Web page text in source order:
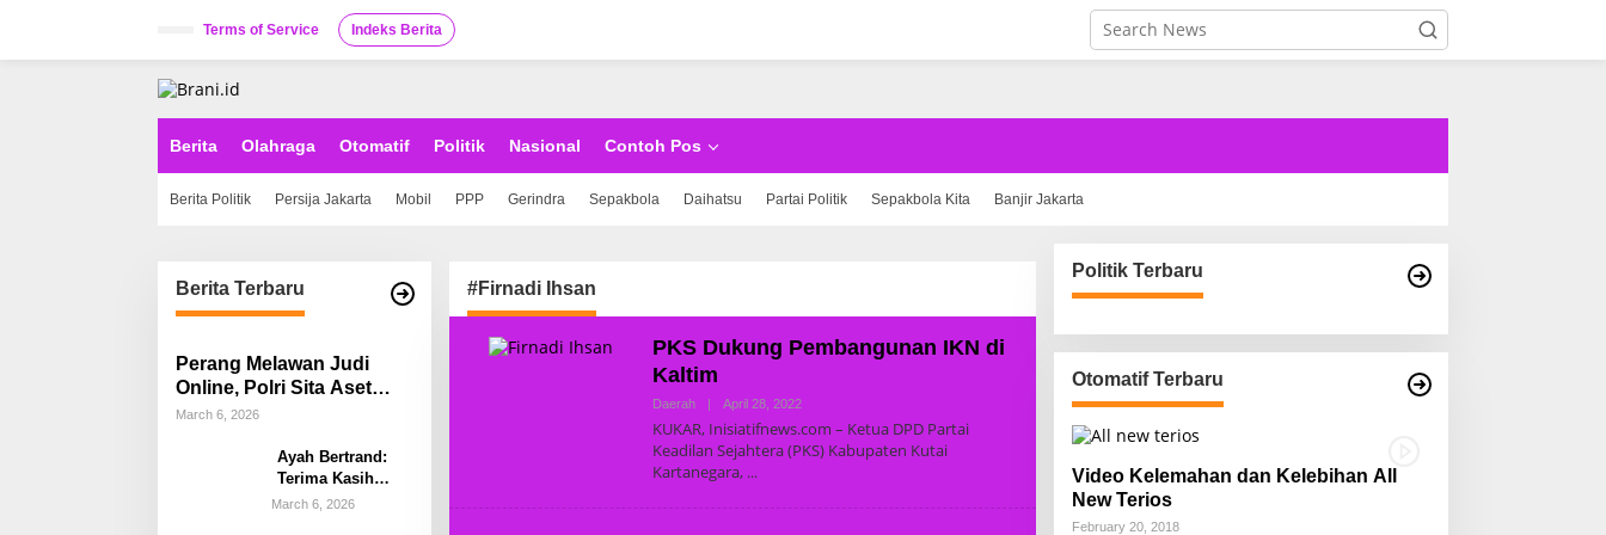
Terms of Service Indeks Berita
Berita Olahraga Otomatif Politik Nasional Contoh Pos
Berita Politik Persija Jakarta Mobil PPP Gerindra Sepakbola Daihatsu Partai Politik Sepakbola Kita Banjir Jakarta
Berita Terbaru
Perang Melawan Judi
Online, Polri Sita Aset
Rp58 Miliar Hasil Tindak
March 6, 2026
Ayah Bertrand:
Terima Kasih
Kapolda Sulsel,
March 6, 2026
#Firnadi Ihsan
PKS Dukung Pembangunan IKN di
Kaltim
Daerah April 28, 2022B
S
U
KUKAR, Inisiatifnews.com – Ketua DPD Partai
Keadilan Sejahtera (PKS) Kabupaten Kutai
Kartanegara,
Politik Terbaru
Otomatif Terbaru
Video Kelemahan dan Kelebihan All
New Terios
February 20, 2018